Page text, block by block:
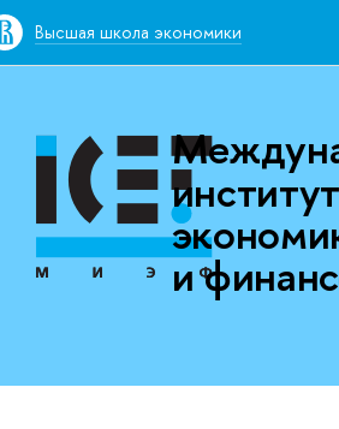
Высшая школа экономики
институт
и